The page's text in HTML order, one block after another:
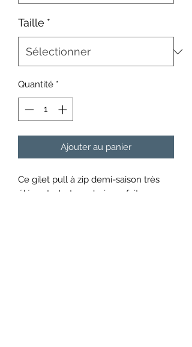
Taille *
Quantité *
Ajouter au panier
Ce gilet pull à zip demi-saison très
élégant, c'est un choix parfait pour